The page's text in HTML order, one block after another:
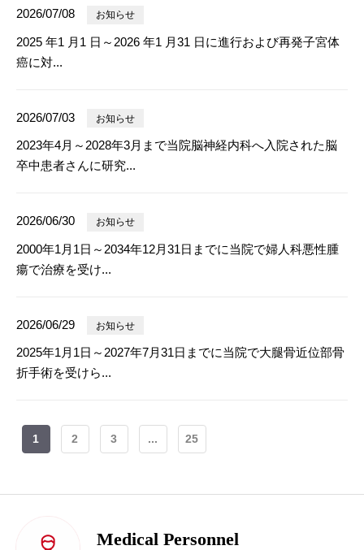
2026/07/08 お知らせ
2025 年1 月1 日～2026 年1 月31 日に進行および再発子宮体
癌に対...
2026/07/03 お知らせ
2023年4月～2028年3月まで当院脳神経内科へ入院された脳
卒中患者さんに研究...
2026/06/30 お知らせ
2000年1月1日～2034年12月31日までに当院で婦人科悪性腫
瘍で治療を受け...
2026/06/29 お知らせ
2025年1月1日～2027年7月31日までに当院で大腿骨近位部骨
折手術を受けら...
1 2 3 ... 25
Medical Personnel